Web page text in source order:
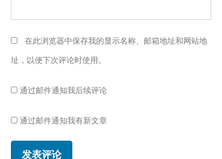
在此浏览器中保存我的显示名称、邮箱地址和网站地
址，以便下次评论时使用。
通过邮件通知我后续评论
通过邮件通知我有新文章